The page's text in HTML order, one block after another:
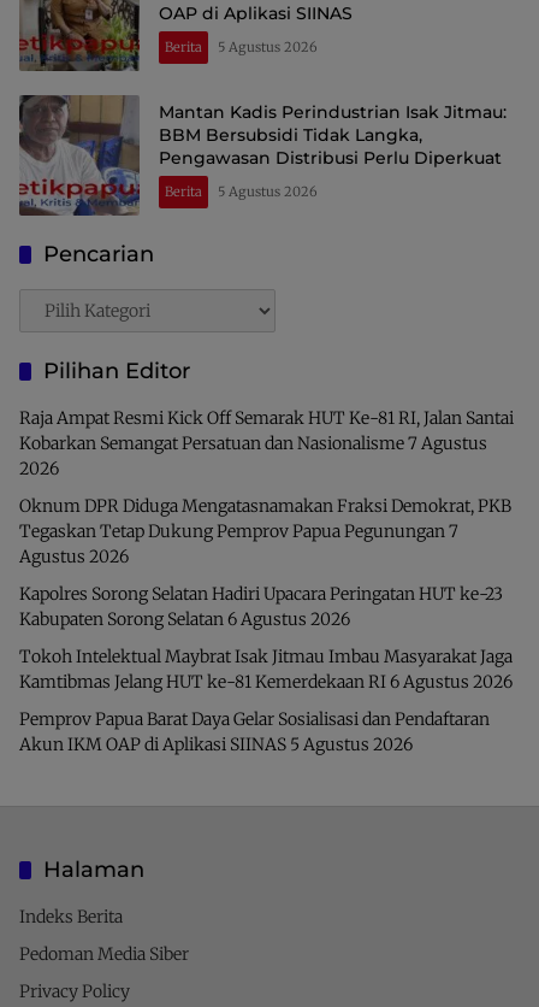
OAP di Aplikasi SIINAS
Berita 5 Agustus 2026
Mantan Kadis Perindustrian Isak Jitmau:
BBM Bersubsidi Tidak Langka,
Pengawasan Distribusi Perlu Diperkuat
Berita 5 Agustus 2026
Pencarian
Pencarian
Pilihan Editor
Raja Ampat Resmi Kick Off Semarak HUT Ke-81 RI, Jalan Santai
Kobarkan Semangat Persatuan dan Nasionalisme7 Agustus
2026
Oknum DPR Diduga Mengatasnamakan Fraksi Demokrat, PKB
Tegaskan Tetap Dukung Pemprov Papua Pegunungan7
Agustus 2026
Kapolres Sorong Selatan Hadiri Upacara Peringatan HUT ke-23
Kabupaten Sorong Selatan6 Agustus 2026
Tokoh Intelektual Maybrat Isak Jitmau Imbau Masyarakat Jaga
Kamtibmas Jelang HUT ke-81 Kemerdekaan RI6 Agustus 2026
Pemprov Papua Barat Daya Gelar Sosialisasi dan Pendaftaran
Akun IKM OAP di Aplikasi SIINAS 5 Agustus 2026
Halaman
Indeks Berita
Pedoman Media Siber
Privacy Policy